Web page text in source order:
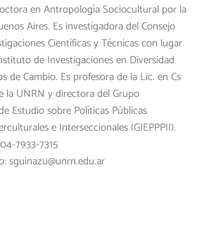
en Antropología Sociocultural por la
Aires. Es investigadora del Consejo
Científicas y Técnicas con lugar
de Investigaciones en Diversidad
de Cambio. Es profesora de la Lic. en Cs
la UNRN y directora del Grupo
Estudio sobre Políticas Públicas
e Interseccionales (GIEPPPII).
7933-7315
sguinazu@unrn.edu.ar